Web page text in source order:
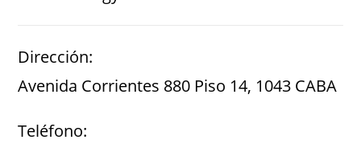
Dirección:
Avenida Corrientes 880 Piso 14, 1043 CABA
Teléfono: